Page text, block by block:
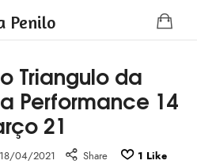
Penilo
Triangulo da
Performance 14
21
18/04/2021 Share 1 Like